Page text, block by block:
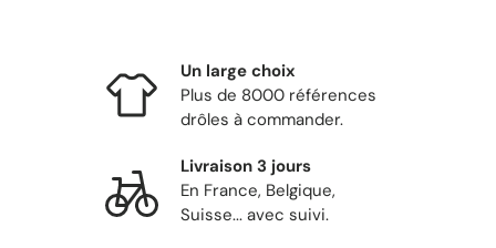
Un large choix
Plus de 8000 références
drôles à commander.
Livraison 3 jours
En France, Belgique,
Suisse... avec suivi.